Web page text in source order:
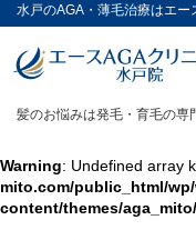
水戸のAGA・薄毛治療はエ
髪のお悩みは発毛・育毛の専
Warning: Undefined array
mito.com/public_html/
content/themes/